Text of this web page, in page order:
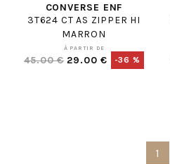
CONVERSE ENF
3T624 CT AS ZIPPER HI
MARRON
À PARTIR DE
45.00 € 29.00 € -36 %
1